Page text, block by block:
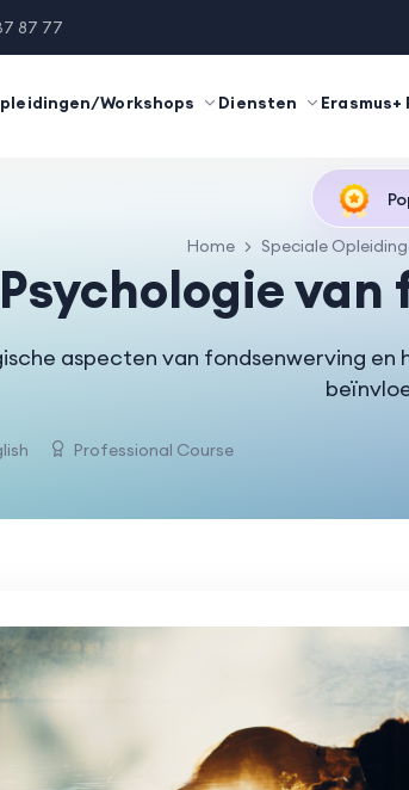
87 77
Workshops Diensten
Home Speciale
Psychologie
aspecten van fondsenwerving
Professional Course